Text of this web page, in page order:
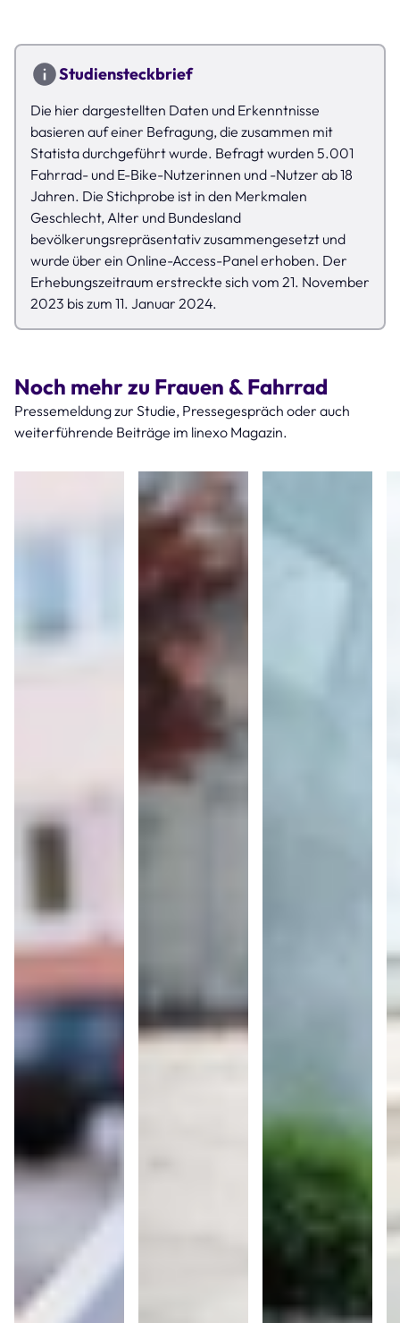
Studiensteckbrief
Die hier dargestellten Daten und Erkenntnisse
basieren auf einer Befragung, die zusammen mit
Statista durchgeführt wurde. Befragt wurden 5.001
Fahrrad- und E-Bike-Nutzerinnen und -Nutzer ab 18
Jahren. Die Stichprobe ist in den Merkmalen
Geschlecht, Alter und Bundesland
bevölkerungsrepräsentativ zusammengesetzt und
wurde über ein Online-Access-Panel erhoben. Der
Erhebungszeitraum erstreckte sich vom 21. November
2023 bis zum 11. Januar 2024.
Noch mehr zu Frauen & Fahrrad
Pressemeldung zur Studie, Pressegespräch oder auch
weiterführende Beiträge im linexo Magazin.